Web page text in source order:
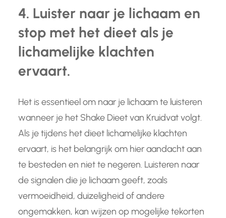
4. Luister naar je lichaam en
stop met het dieet als je
lichamelijke klachten
ervaart.
Het is essentieel om naar je lichaam te luisteren
wanneer je het Shake Dieet van Kruidvat volgt.
Als je tijdens het dieet lichamelijke klachten
ervaart, is het belangrijk om hier aandacht aan
te besteden en niet te negeren. Luisteren naar
de signalen die je lichaam geeft, zoals
vermoeidheid, duizeligheid of andere
ongemakken, kan wijzen op mogelijke tekorten